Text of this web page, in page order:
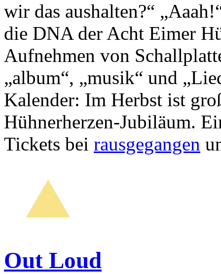
wir das aushalten?“
die DNAder Acht Eimer
Aufnehmen von
„album“, „musik“ und
Kalender: Im Herbst ist
Hühnerherzen-Jubiläum.
Tickets bei rausgegangen
Out Loud